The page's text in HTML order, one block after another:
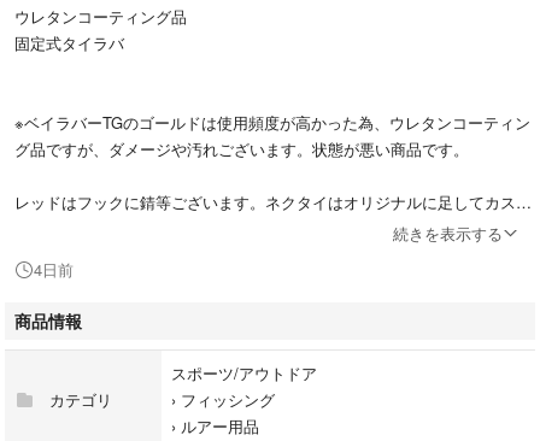
ウレタンコーティング品
固定式タイラバ
※ベイラバーTGのゴールドは使用頻度が高かった為、ウレタンコーティン
グ品ですが、ダメージや汚れございます。状態が悪い商品です。
レッドはフックに錆等ございます。ネクタイはオリジナルに足してカスタ
大鯛の実績が高いタイラバでしたので、ご自分でカスタムできる方に。
中古品にご理解のない方はご遠慮ください。
続きを表示する
4日前
商品情報
カテゴリ
スポーツ/アウトドア
› フィッシング
› ルアー用品